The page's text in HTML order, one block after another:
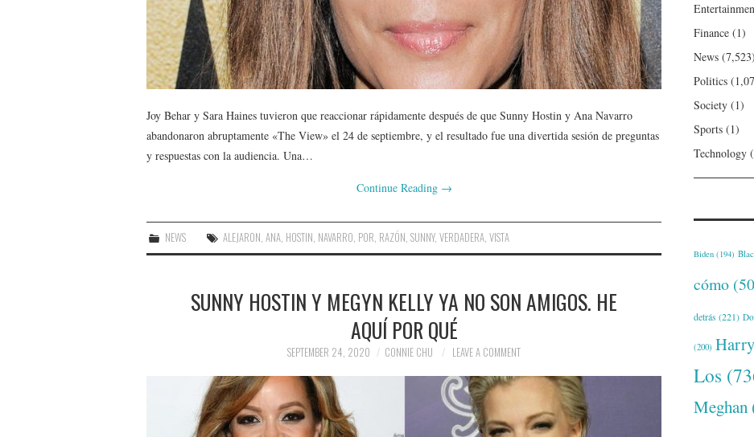
Joy Behar y Sara Haines tuvieron que reaccionar rápidamente después de que Sunny Hostin y Ana Navarro
abandonaron abruptamente «The View» el 24 de septiembre, y el resultado fue una divertida sesión de preguntas
y respuestas con la audiencia. Una…
Continue Reading →
NEWS ALEJARON,ANA, HOSTIN, NAVARRO, POR, RAZÓN,SUNNY,VERDADERA,VISTA
SUNNY HOSTIN Y MEGYN KELLY YA NO SON AMIGOS. HE
AQUÍ POR QUÉ
SEPTEMBER 24, 2020 CONNIE CHU LEAVE A COMMENT
Finance (1)
News (7,523)
Politics
Society (1)
Sports (1)
Technology
Biden (194)
cómo
detrás (221)
(200) Harry
Los
Meghan